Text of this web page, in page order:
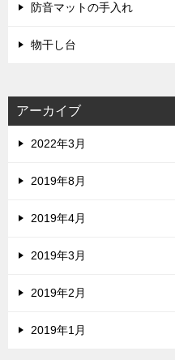
防音マットの手入れ
物干し台
アーカイブ
2022年3月
2019年8月
2019年4月
2019年3月
2019年2月
2019年1月